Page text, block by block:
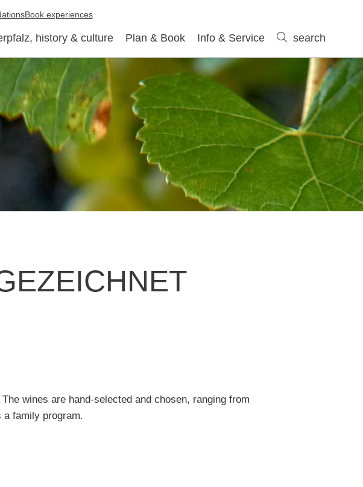
history & culture Plan & Book Info & Service search
Book experiences
wines are hand-selected and chosen, ranging from
a family program.